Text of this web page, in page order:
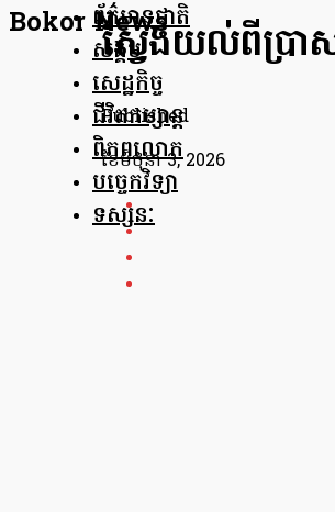
Bokor News
ព័ត៌មានជាតិ
សង្គម
សេដ្ឋកិច្ច
ជីវិតកម្សាន្ត
ពិភពលោក
បច្ចេកវិទ្យា
ទស្សនៈ
ស្វែងយល់ពីប្រាស
Published
ខែ​មិថុនា 3, 2026